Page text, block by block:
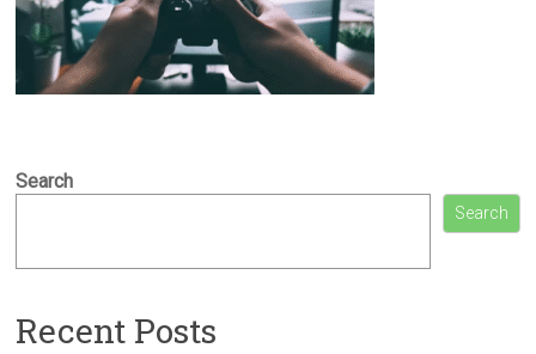
Search
Search
Recent Posts